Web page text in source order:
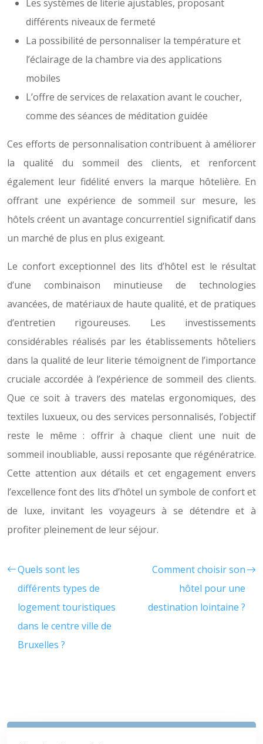
Les systèmes de literie ajustables, proposant
différents niveaux de fermeté
La possibilité de personnaliser la température et
l’éclairage de la chambre via des applications
mobiles
L’offre de services de relaxation avant le coucher,
comme des séances de méditation guidée
Ces efforts de personnalisation contribuent à améliorer
la qualité du sommeil des clients, et renforcent
également leur fidélité envers la marque hôtelière. En
offrant une expérience de sommeil sur mesure, les
hôtels créent un avantage concurrentiel significatif dans
un marché de plus en plus exigeant.
Le confort exceptionnel des lits d’hôtel est le résultat
d’une combinaison minutieuse de technologies
avancées, de matériaux de haute qualité, et de pratiques
d’entretien rigoureuses. Les investissements
considérables réalisés par les établissements hôteliers
dans la qualité de leur literie témoignent de l’importance
cruciale accordée à l’expérience de sommeil des clients.
Que ce soit à travers des matelas ergonomiques, des
textiles luxueux, ou des services personnalisés, l’objectif
reste le même : offrir à chaque client une nuit de
sommeil inoubliable, aussi reposante que régénératrice.
Cette attention aux détails et cet engagement envers
l’excellence font des lits d’hôtel un symbole de confort et
de luxe, invitant les voyageurs à se détendre et à
profiter pleinement de leur séjour.
Quels sont les
différents types de
logement touristiques
dans le centre ville de
Bruxelles ?
Comment choisir son
hôtel pour une
destination lointaine ?